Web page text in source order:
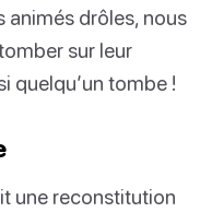
animés drôles, nous
sur leur
quelqu’un tombe !
une reconstitution